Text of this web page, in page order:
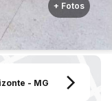
+ Fotos
- MG